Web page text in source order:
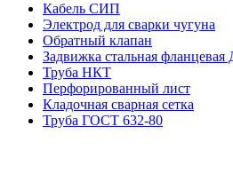
Кабель СИП
Электрод для сварки чугуна
Обратный клапан
Задвижка стальная фланцевая
Труба НКТ
Перфорированный лист
Кладочная сварная сетка
Труба ГОСТ 632-80